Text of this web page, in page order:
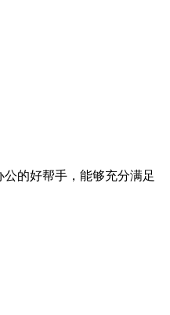
的好帮手，能够充分满足